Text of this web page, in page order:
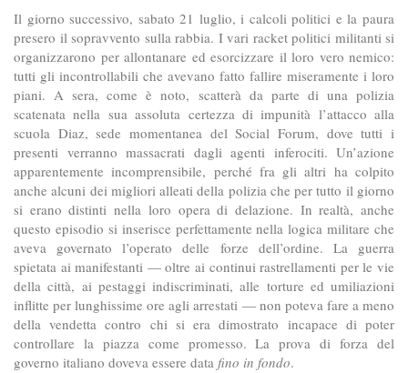
Il giorno successivo, sabato 21 luglio, i calcoli politici e la paura
presero il sopravvento sulla rabbia. I vari racket politici militanti si
organizzarono per allontanare ed esorcizzare il loro vero nemico:
tutti gli incontrollabili che avevano fatto fallire miseramente i loro
piani. A sera, come è noto, scatterà da parte di una polizia
scatenata nella sua assoluta certezza di impunità l’attacco alla
scuola Diaz, sede momentanea del Social Forum, dove tutti i
presenti verranno massacrati dagli agenti inferociti. Un’azione
apparentemente incomprensibile, perché fra gli altri ha colpito
anche alcuni dei migliori alleati della polizia che per tutto il giorno
si erano distinti nella loro opera di delazione. In realtà, anche
questo episodio si inserisce perfettamente nella logica militare che
aveva governato l’operato delle forze dell’ordine. La guerra
spietata ai manifestanti — oltre ai continui rastrellamenti per le vie
della città, ai pestaggi indiscriminati, alle torture ed umiliazioni
inflitte per lunghissime ore agli arrestati — non poteva fare a meno
della vendetta contro chi si era dimostrato incapace di poter
controllare la piazza come promesso. La prova di forza del
governo italiano doveva essere data fino in fondo.